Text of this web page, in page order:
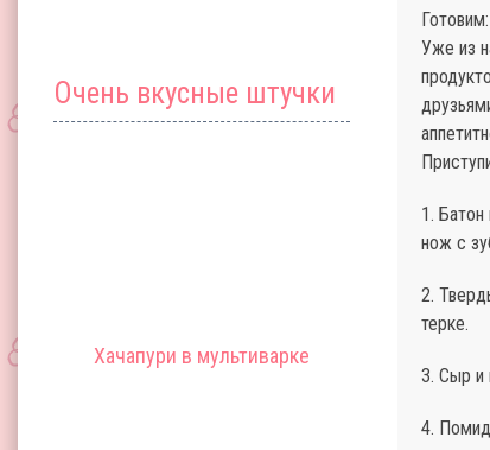
Очень вкусные штучки
Хачапури в мультиварке
Готовим:
Уже из
1. Батон
нож с
2.
терке.
3. Сыр и
4.